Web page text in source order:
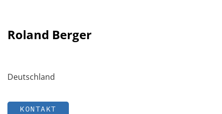
Roland Berger
Deutschland
KONTAKT